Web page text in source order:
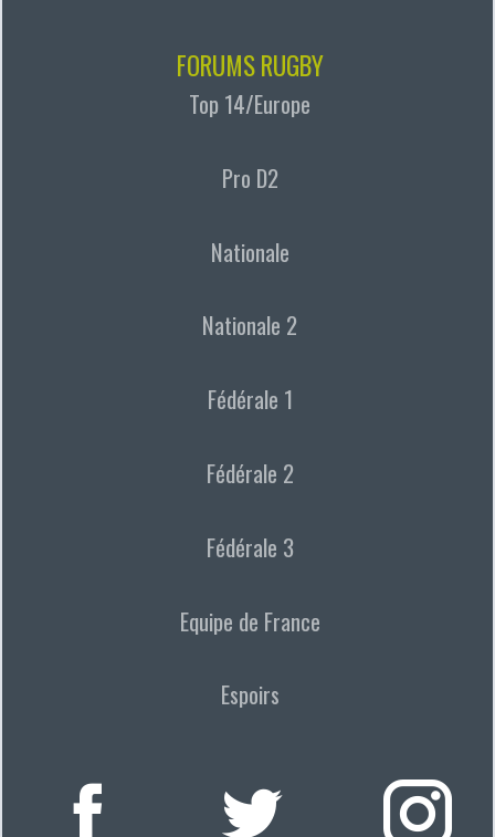
FORUMS RUGBY
Top 14/Europe
Pro D2
Nationale
Nationale 2
Fédérale 1
Fédérale 2
Fédérale 3
Equipe de France
Espoirs